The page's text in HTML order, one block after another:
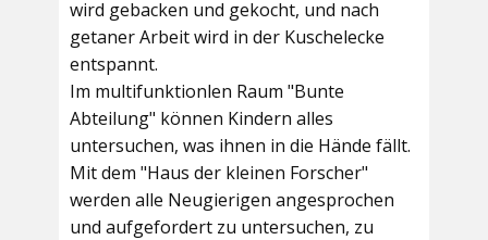
wird gebacken und gekocht, und nach
getaner Arbeit wird in der Kuschelecke
entspannt.
Im multifunktionlen Raum "Bunte
Abteilung" können Kindern alles
untersuchen, was ihnen in die Hände fällt.
Mit dem "Haus der kleinen Forscher"
werden alle Neugierigen angesprochen
und aufgefordert zu untersuchen, zu